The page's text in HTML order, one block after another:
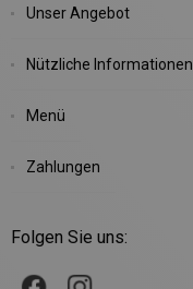
Unser Angebot
Nützliche Informationen
Menü
Zahlungen
Folgen Sie uns: